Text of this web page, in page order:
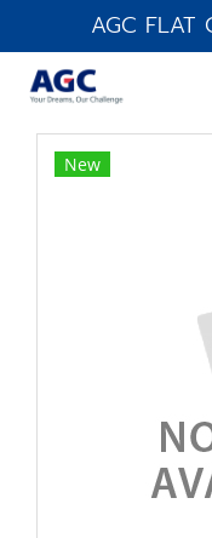
AGC FLAT
New